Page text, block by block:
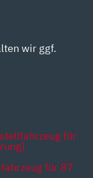
wir ggf.
für
für 87